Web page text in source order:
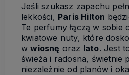
Jeśli szukasz zapachu
lekkości, Paris Hilton
Te perfumy łączą w sobie
kwiatowe nuty, które
wwiosnę oraz lato. Jest
świeża i radosna, świetnie
niezależnie od planów i